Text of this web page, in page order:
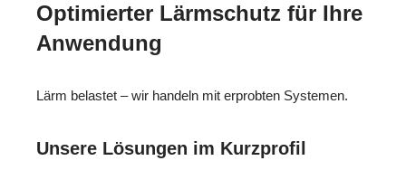
Optimierter Lärmschutz für Ihre
Anwendung
Lärm belastet – wir handeln mit erprobten Systemen.
Unsere Lösungen im Kurzprofil